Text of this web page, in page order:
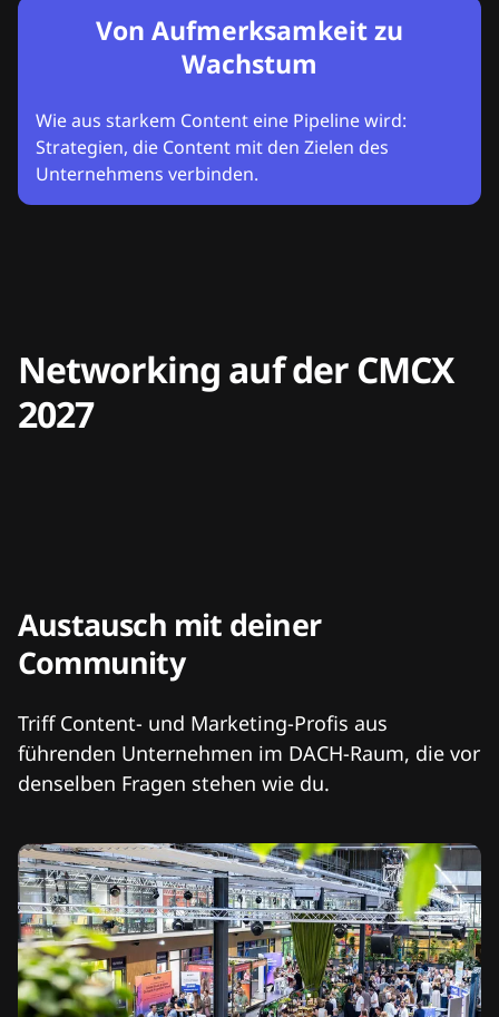
Von Aufmerksamkeit zu
Wachstum
Wie aus starkem Content eine Pipeline wird:
Strategien, die Content mit den Zielen des
Unternehmens verbinden.
Networking auf der CMCX
2027
Austausch mit deiner
Community
Triff Content- und Marketing-Profis aus
führenden Unternehmen im DACH-Raum, die vor
denselben Fragen stehen wie du.